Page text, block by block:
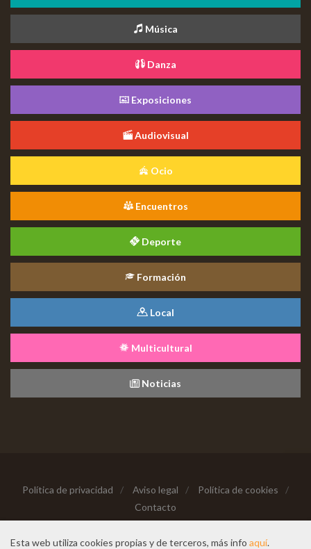
Música
Danza
Exposiciones
Audiovisual
Ocio
Encuentros
Deporte
Formación
Local
Multicultural
Noticias
Política de privacidad / Aviso legal / Política de cookies
/
Contacto
Esta web utiliza cookies propias y de terceros, más info aquí.